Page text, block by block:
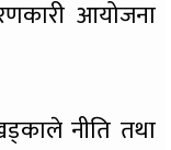
आयोजना
नीति तथा